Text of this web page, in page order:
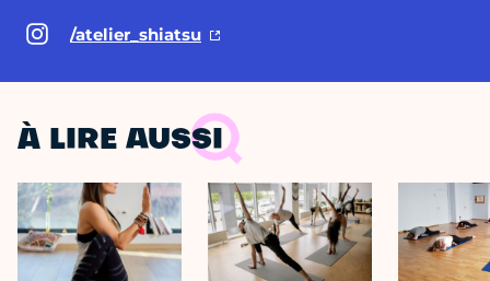
/atelier_shiatsu
À LIRE AUSSI